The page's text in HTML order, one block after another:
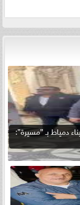
دمياط بـ ”مسيرة”: